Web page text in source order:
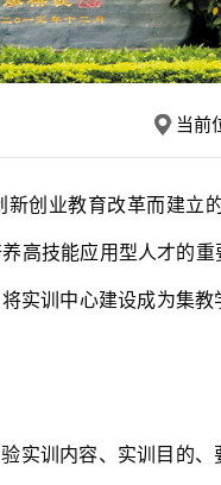
当前
创业教育改革而建立
高技能应用型人才的
实训中心建设成为集
实训内容、实训目的